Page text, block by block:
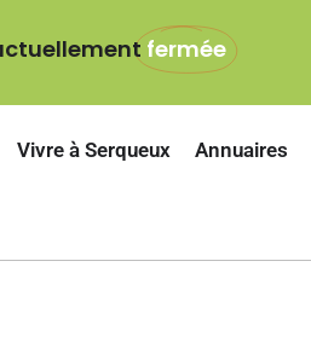
fermée
Vivre à Serqueux Annuaires